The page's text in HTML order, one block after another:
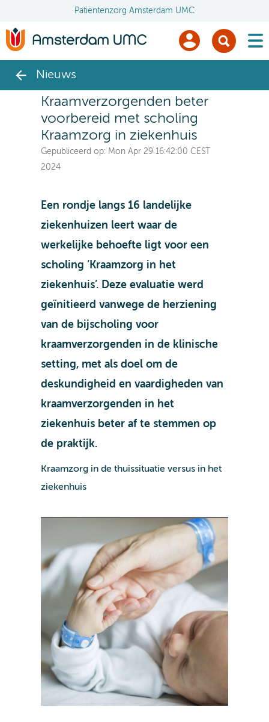
Patiëntenzorg Amsterdam UMC
Nieuws
Kraamverzorgenden beter
voorbereid met scholing
Kraamzorg in ziekenhuis
Gepubliceerd op: Mon Apr 29 16:42:00 CEST
2024
Een rondje langs 16 landelijke
ziekenhuizen leert waar de
werkelijke behoefte ligt voor een
scholing ‘Kraamzorg in het
ziekenhuis’. Deze evaluatie werd
geïnitieerd vanwege de herziening
van de bijscholing voor
kraamverzorgenden in de klinische
setting, met als doel om de
deskundigheid en vaardigheden van
kraamverzorgenden in het
ziekenhuis beter af te stemmen op
de praktijk.
Kraamzorg in de thuissituatie versus in het
ziekenhuis